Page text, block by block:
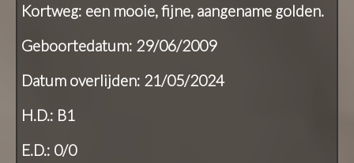
Kortweg: een mooie, fijne, aangename golden.
Geboortedatum: 29/06/2009
Datum overlijden: 21/05/2024
H.D.: B1
E.D.: 0/0